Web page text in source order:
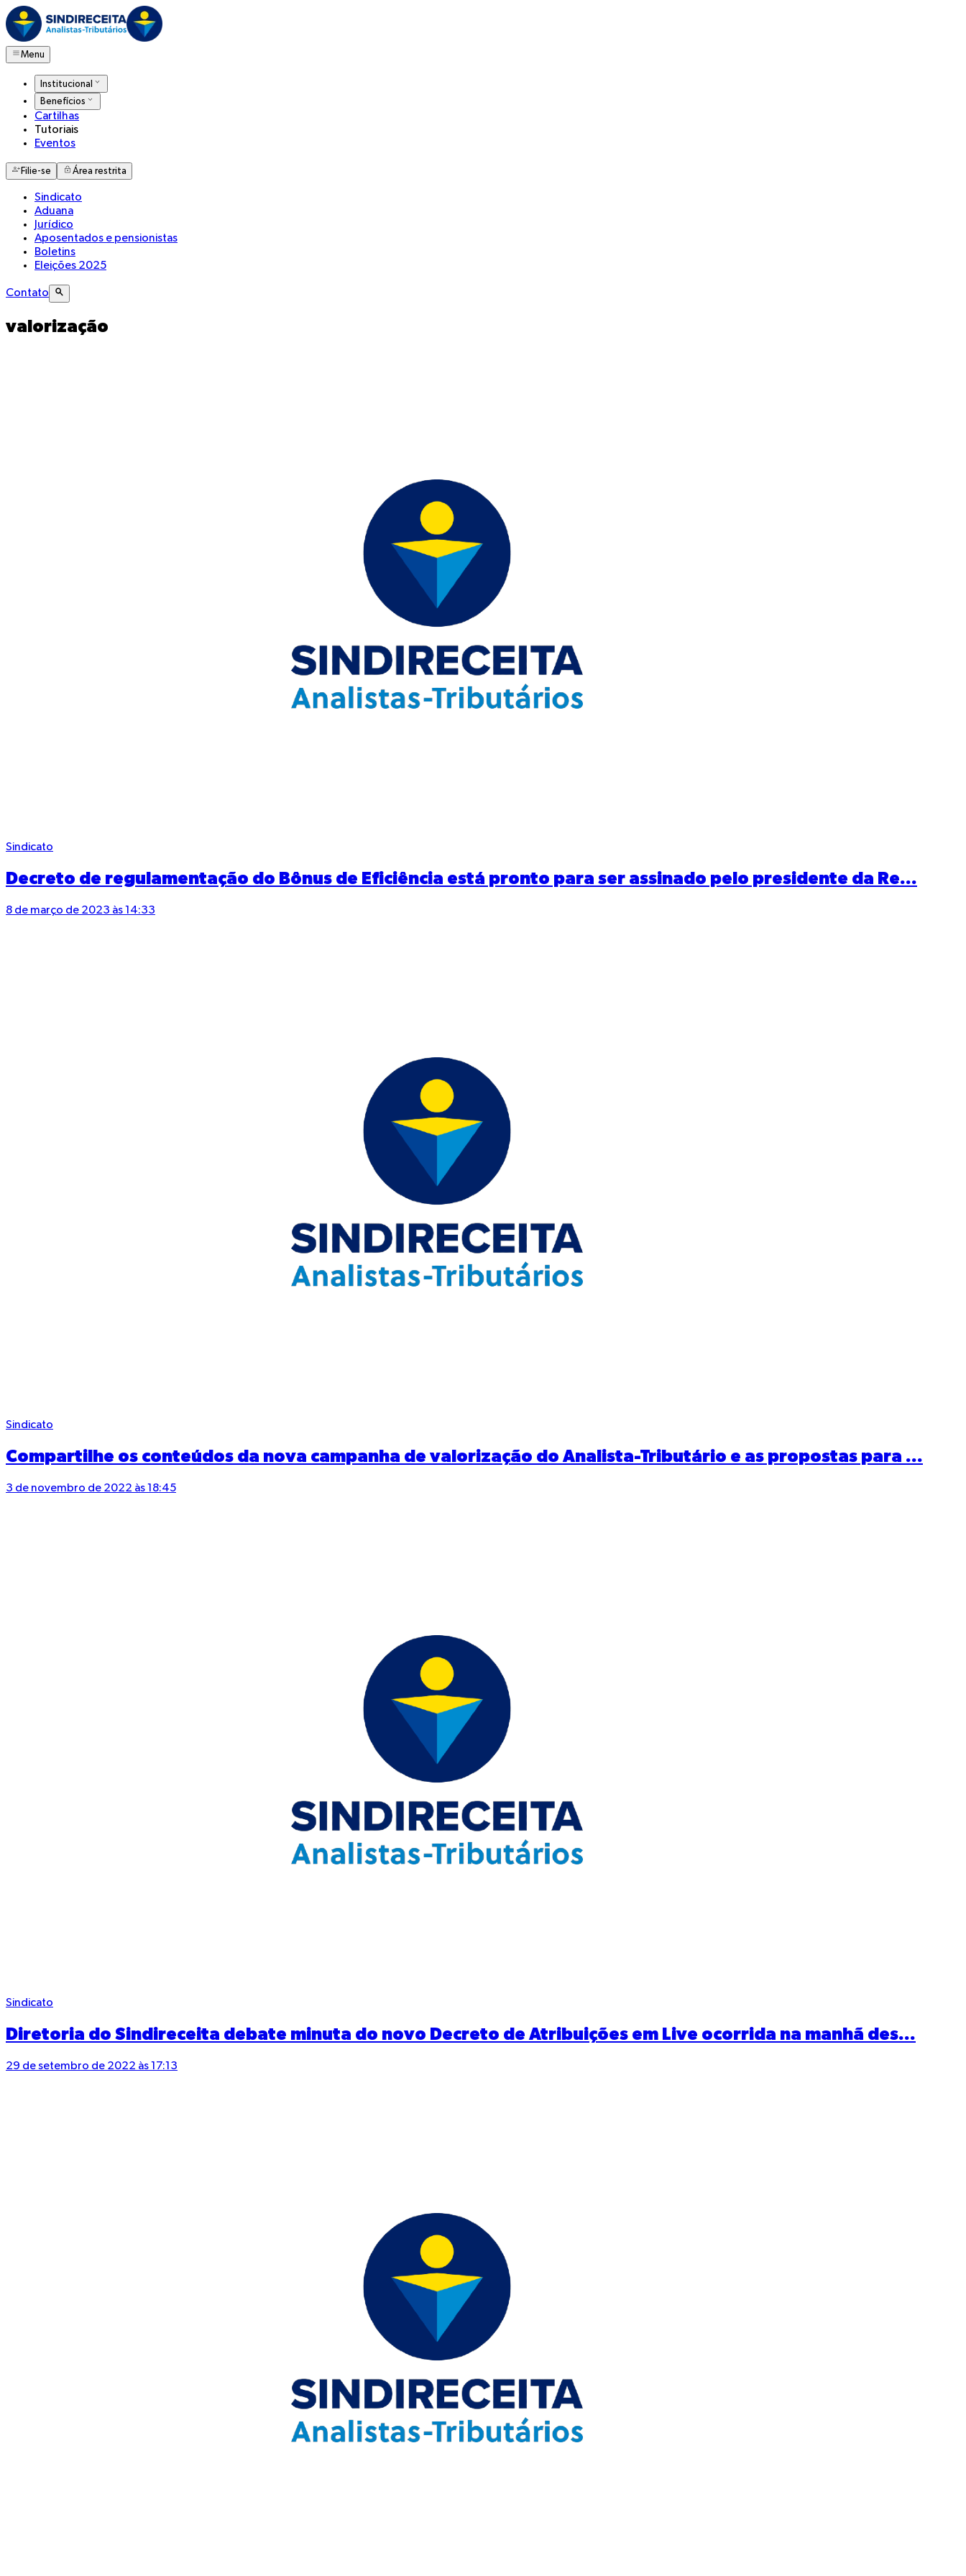
Menu
Institucional
Benefícios
Cartilhas
Tutoriais
Eventos
Filie-se Área restrita
Sindicato
Aduana
Jurídico
Aposentados e pensionistas
Boletins
Eleições 2025
Contato
valorização
Sindicato
Decreto de regulamentação do Bônus de Eficiência está pronto para ser assinado pelo presidente da Re...
8 de março de 2023 às 14:33
Sindicato
Compartilhe os conteúdos da nova campanha de valorização do Analista-Tributário e as propostas para ...
3 de novembro de 2022 às 18:45
Sindicato
Diretoria do Sindireceita debate minuta do novo Decreto de Atribuições em Live ocorrida na manhã des...
29 de setembro de 2022 às 17:13